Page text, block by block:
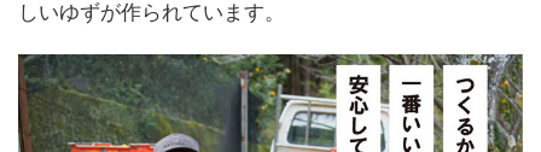
しいゆずが作られています。